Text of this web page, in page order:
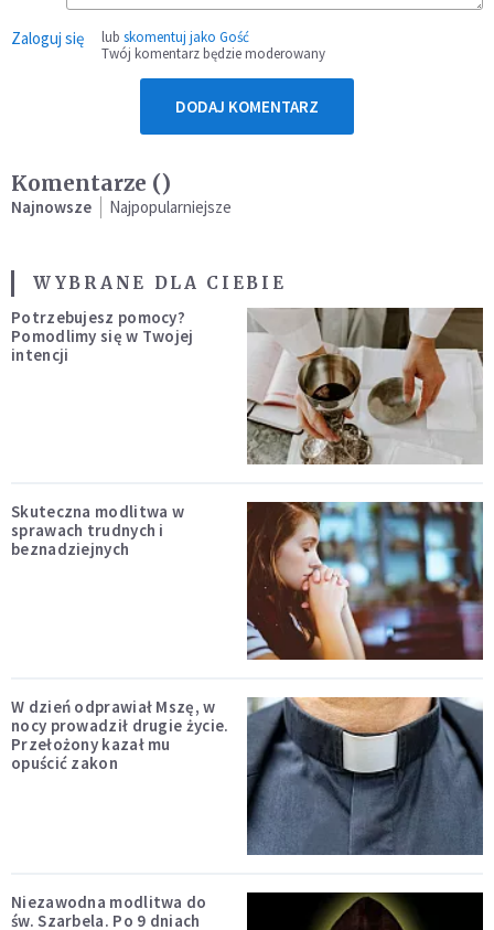
Zaloguj się lub skomentuj jako Gość
Twój komentarz będzie moderowany
DODAJ KOMENTARZ
Komentarze ()
Najnowsze Najpopularniejsze
WYBRANE DLA CIEBIE
Potrzebujesz pomocy?
Pomodlimy się w Twojej
intencji
Skuteczna modlitwa w
sprawach trudnych i
beznadziejnych
W dzień odprawiał Mszę, w
nocy prowadził drugie życie.
Przełożony kazał mu
opuścić zakon
Niezawodna modlitwa do
św. Szarbela. Po 9 dniach